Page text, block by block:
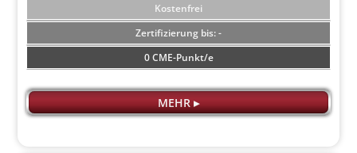
Kostenfrei
-
0 CME-Punkt/e
MEHR ▸